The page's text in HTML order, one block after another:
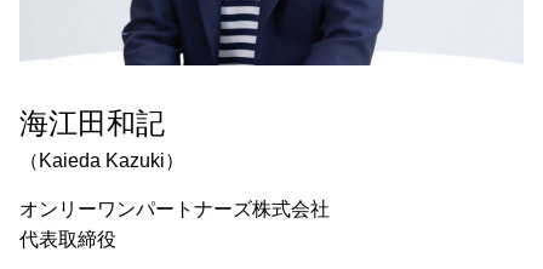
海江田和記
（Kaieda Kazuki）
オンリーワンパートナーズ株式会社
代表取締役